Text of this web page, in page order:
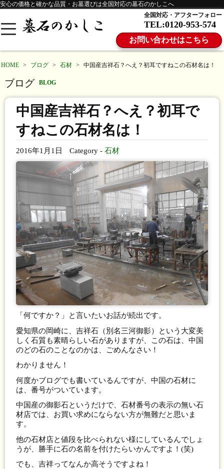
安心の価格と確かな品質・お墓選びは全国対応の墓石のかしこへ
全国対応・アフターフォロー
TEL:0120-953-574
お問い合わせはこちら
HOME > ブログ > 石材 > 中国産吉祥石？へえ？初耳ですねこの石材名は！
ブログ BLOG
中国産吉祥石？へえ？初耳で
すねこの石材名は！
2016年1月1日 Category -石材
「何ですか？」と言いたいお話が続出です。
愛知県の岡崎に、吉祥石（別名三河御影）という大変美
しく石質も素晴らしい石がありますが、この石は、中国
のどの石のことなのかは、ごめんなさい！
わかりません！
何度かブログでも書いているんですが、中国の石材に
は、番号がついています。
中国産の御影石というだけで、石材番号の表示の無い石
材店では、お買い求めにならない方が無難だと思いま
す。
他の石材店と値段を比べられない様にしているんでしょ
うが、勝手に石の名前を付けたらいかんですよ！(笑)
でも、吉祥ってなんか高そうですよね！